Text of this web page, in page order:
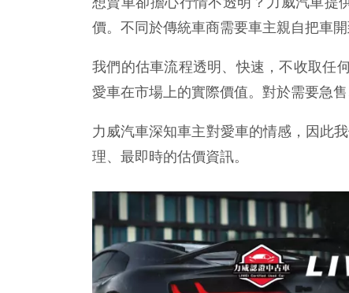
價。不同於傳統車商需要車主親自把車
我們的估車流程透明、快速，不收取任
愛車在市場上的實際價值。對於需要急
力威汽車深知車主對愛車的情感，因此
理、最即時的估價資訊。